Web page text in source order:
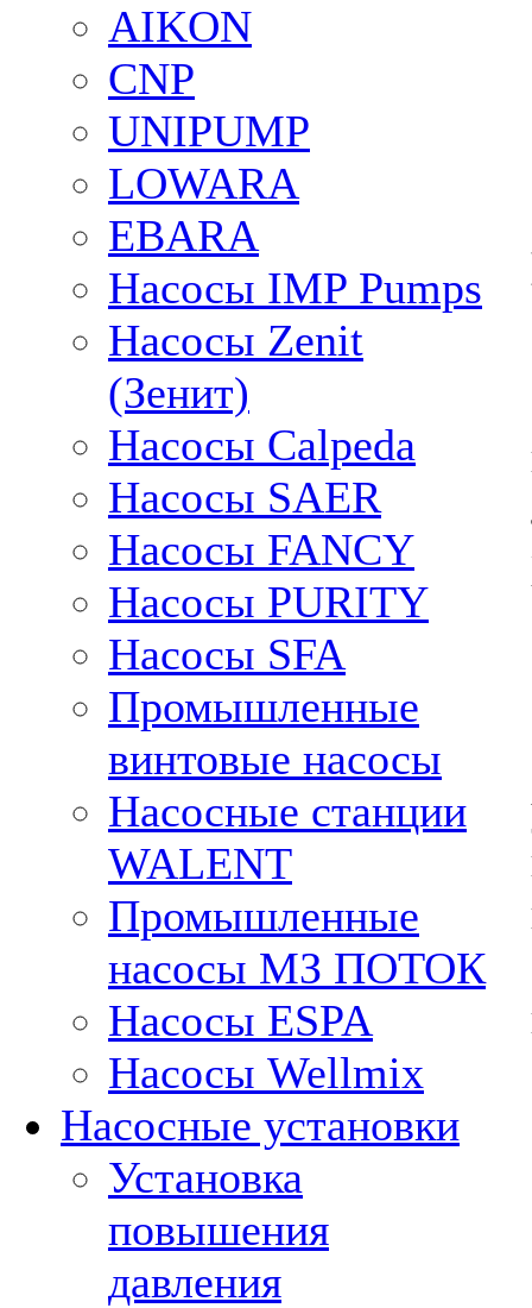
AIKON
CNP
UNIPUMP
LOWARA
EBARA
Насосы IMP Pumps
Насосы Zenit
(Зенит)
Насосы Calpeda
Насосы SAER
Насосы FANCY
Насосы PURITY
Насосы SFA
Промышленные
винтовые насосы
Насосные станции
WALENT
Промышленные
насосы МЗ ПОТОК
Насосы ESPA
Насосы Wellmix
Насосные установки
Установка
повышения
давления